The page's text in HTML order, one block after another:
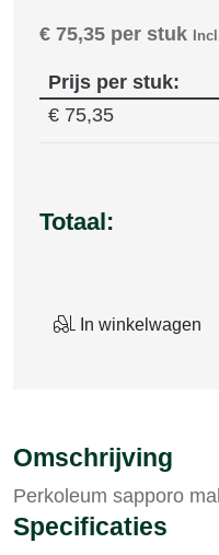
€ 75,35 per stuk
Prijs per stuk:
€ 75,35
Totaal:
In winkelwagen
Omschrijving
Perkoleum sapporo
Specificaties